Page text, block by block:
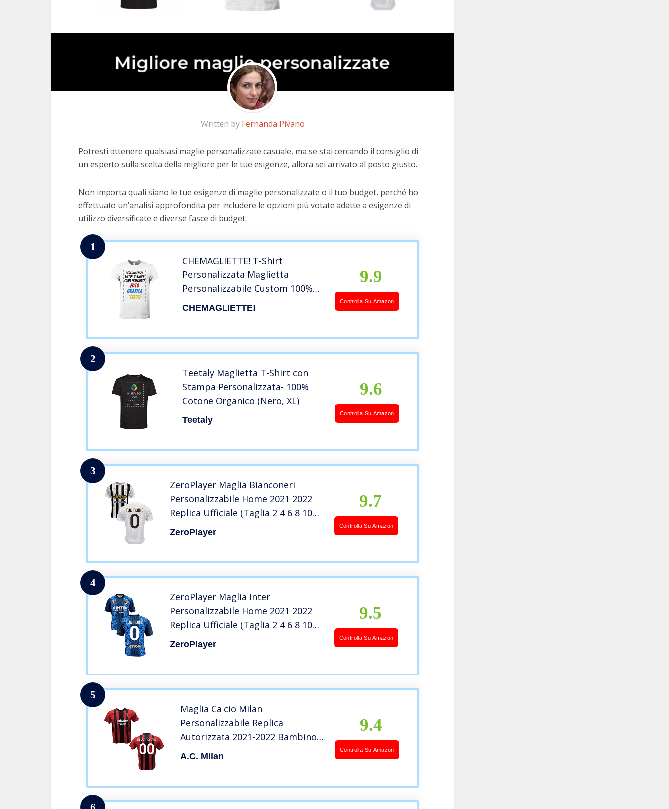
Written by Fernanda Pivano
Potresti ottenere qualsiasi maglie personalizzate casuale, ma se stai cercando il consiglio di
un esperto sulla scelta della migliore per le tue esigenze, allora sei arrivato al posto giusto.
Non importa quali siano le tue esigenze di maglie personalizzate o il tuo budget, perché ho
effettuato un’analisi approfondita per includere le opzioni più votate adatte a esigenze di
utilizzo diversificate e diverse fasce di budget.
1
CHEMAGLIETTE! T-Shirt
Personalizzata Maglietta
Personalizzabile Custom 100%
Cotone Disegna La Tua Maglia
CHEMAGLIETTE!
9.9
Controlla Su Amazon
2
Teetaly Maglietta T-Shirt con
Stampa Personalizzata- 100%
Cotone Organico (Nero, XL)
Teetaly
9.6
Controlla Su Amazon
3
ZeroPlayer Maglia Bianconeri
Personalizzabile Home 2021 2022
Replica Ufficiale (Taglia 2 4 6 8 10
12 Anni Bambino Ragazzo) (Taglia S
M L XL XXL Adulto) Bianco, Nero,
ZeroPlayer
9.7
Controlla Su Amazon
4
ZeroPlayer Maglia Inter
Personalizzabile Home 2021 2022
Replica Ufficiale (Taglia 2 4 6 8 10
12 Anni Bambino Ragazzo) (Taglia S
M L XL XXL Adulto) Blu, Nero, 100%
ZeroPlayer
9.5
Controlla Su Amazon
5
Maglia Calcio Milan
Personalizzabile Replica
Autorizzata 2021-2022 Bambino
(Taglie 2 4 6 8 10 12) Adulto (S M
A.C. Milan
9.4
Controlla Su Amazon